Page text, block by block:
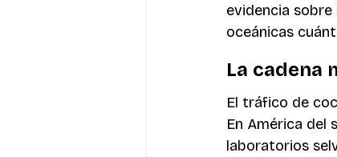
evidencia
oceánicas
La cadena
El tráfico de
En América del
laboratorios